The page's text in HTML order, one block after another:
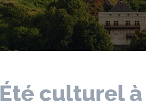
Été culturel à